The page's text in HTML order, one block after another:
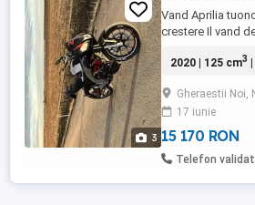
3
Vand Aprilia
crestere Il vand
2020 | 125 cm3
Gheraestii Noi,
17 iunie
15 170 RON
Telefon validat